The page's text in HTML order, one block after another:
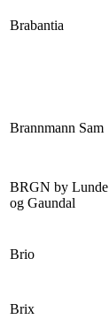
Brabantia
Brannmann Sam
BRGN by Lunde
og Gaundal
Brio
Brix